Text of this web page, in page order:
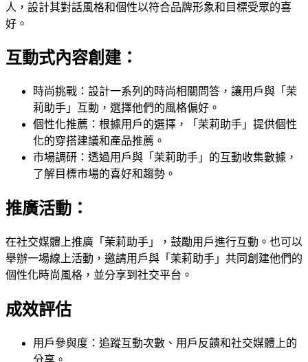
人，設計其對話風格和個性以符合品牌形象和目標受眾的喜
好。
互動式內容創建：
時尚挑戰：設計一系列的時尚相關問答，讓用戶與「茉
莉助手」互動，選擇他們的風格偏好。
個性化推薦：根據用戶的選擇，「茉莉助手」提供個性
化的穿搭建議和產品推薦。
市場調研：透過用戶與「茉莉助手」的互動收集數據，
了解目標市場的喜好和趨勢。
推廣活動：
在社交媒體上推廣「茉莉助手」，鼓勵用戶進行互動。也可以
舉辦一場線上活動，邀請用戶與「茉莉助手」共同創建他們的
個性化時尚風格，並分享到社交平台。
成效評估
用戶參與度：追蹤互動次數、用戶反饋和社交媒體上的
分享。